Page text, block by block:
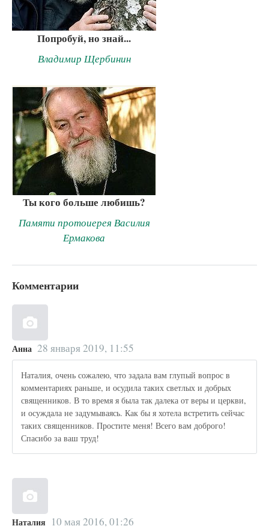
Попробуй, но знай...
Владимир Щербинин
Ты кого больше любишь?
Памяти протоиерея Василия
Ермакова
Комментарии
Анна 28 января 2019, 11:55
Наталия, очень сожалею, что задала вам глупый вопрос в
комментариях раньше, и осудила таких светлых и добрых
священников. В то время я была так далека от веры и церкви,
и осуждала не задумываясь. Как бы я хотела встретить сейчас
таких священников. Простите меня! Всего вам доброго!
Спасибо за ваш труд!
Наталия 10 мая 2016, 01:26